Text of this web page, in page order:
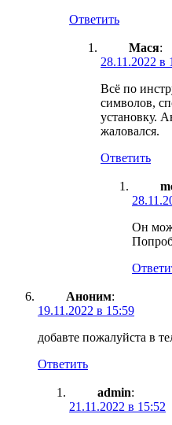
Ответить
Мася:
28.11.2022 в
Всё по
символов,
установку.
жаловался.
Ответить
Он
Аноним:
19.11.2022 в 15:59
добавте пожалуйста в
Ответить
admin:
21.11.2022 в 15:52